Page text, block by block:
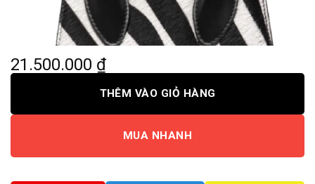
21.500.000 ₫
THÊM VÀO GIỎ HÀNG
MUA NHANH